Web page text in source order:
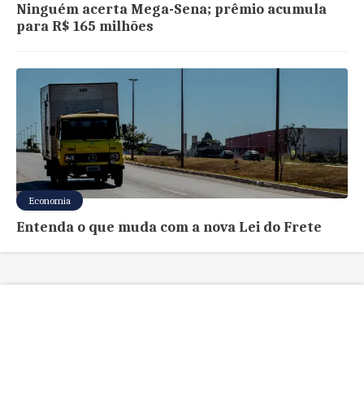
Ninguém acerta Mega-Sena; prêmio acumula
para R$ 165 milhões
Economia
Entenda o que muda com a nova Lei do Frete